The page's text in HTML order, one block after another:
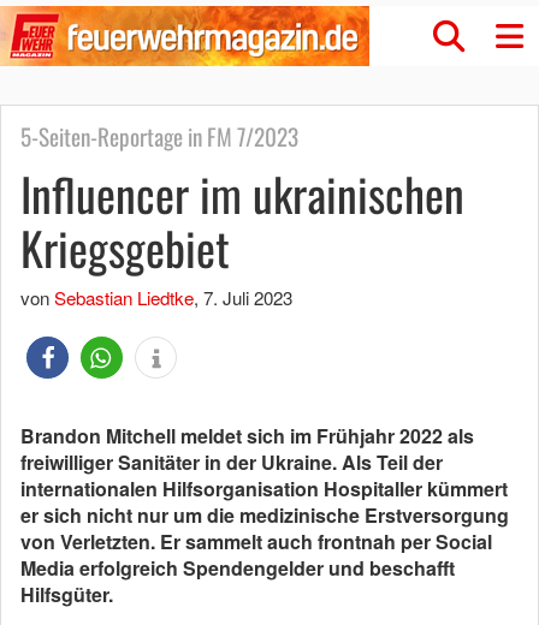
5-Seiten-Reportage in FM 7/2023
Influencer im ukrainischen
Kriegsgebiet
vonSebastian Liedtke, 7. Juli 2023
Brandon Mitchell meldet sich im Frühjahr 2022 als
freiwilliger Sanitäter in der Ukraine. Als Teil der
internationalen Hilfsorganisation Hospitaller kümmert
er sich nicht nur um die medizinische Erstversorgung
von Verletzten. Er sammelt auch frontnah per Social
Media erfolgreich Spendengelder und beschafft
Hilfsgüter.